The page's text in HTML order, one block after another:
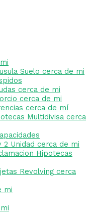
Suelo cerca de mi
cerca de mi
cerca de mi
cerca de mí
Multidivisa cerca
Unidad cerca de mi
Hipotecas
Revolving cerca
mi